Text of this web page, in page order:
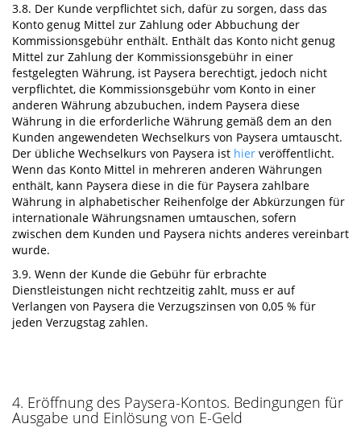
3.8. Der Kunde verpflichtet sich, dafür zu sorgen, dass das
Konto genug Mittel zur Zahlung oder Abbuchung der
Kommissionsgebühr enthält. Enthält das Konto nicht genug
Mittel zur Zahlung der Kommissionsgebühr in einer
festgelegten Währung, ist Paysera berechtigt, jedoch nicht
verpflichtet, die Kommissionsgebühr vom Konto in einer
anderen Währung abzubuchen, indem Paysera diese
Währung in die erforderliche Währung gemäß dem an den
Kunden angewendeten Wechselkurs von Paysera umtauscht.
Der übliche Wechselkurs von Paysera ist hier veröffentlicht.
Wenn das Konto Mittel in mehreren anderen Währungen
enthält, kann Paysera diese in die für Paysera zahlbare
Währung in alphabetischer Reihenfolge der Abkürzungen für
internationale Währungsnamen umtauschen, sofern
zwischen dem Kunden und Paysera nichts anderes vereinbart
wurde.
3.9. Wenn der Kunde die Gebühr für erbrachte
Dienstleistungen nicht rechtzeitig zahlt, muss er auf
Verlangen von Paysera die Verzugszinsen von 0,05 % für
jeden Verzugstag zahlen.
4. Eröffnung des Paysera-Kontos. Bedingungen für
Ausgabe und Einlösung von E-Geld